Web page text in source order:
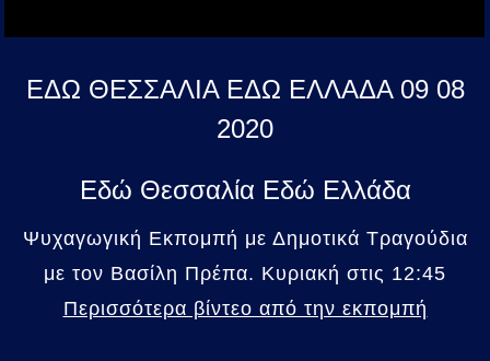
ΕΔΩ ΘΕΣΣΑΛΙΑ ΕΔΩ ΕΛΛΑΔΑ 09 08
2020
Εδώ Θεσσαλία Εδώ Ελλάδα
Ψυχαγωγική Εκπομπή με Δημοτικά Τραγούδια
με τον Βασίλη Πρέπα. Κυριακή στις 12:45
Περισσότερα βίντεο από την εκπομπή